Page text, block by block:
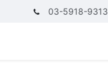
03-5918-9313